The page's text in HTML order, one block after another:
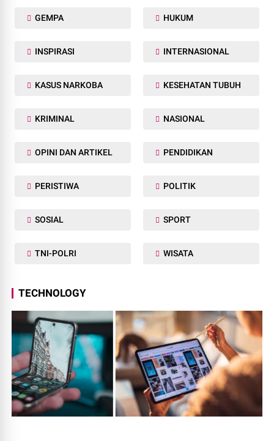
GEMPA HUKUM
INSPIRASI INTERNASIONAL
KASUS NARKOBA KESEHATAN TUBUH
KRIMINAL NASIONAL
OPINI DAN ARTIKEL PENDIDIKAN
PERISTIWA POLITIK
SOSIAL SPORT
TNI-POLRI WISATA
TECHNOLOGY